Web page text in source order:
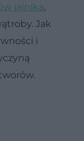
jajnika,
Jak
i